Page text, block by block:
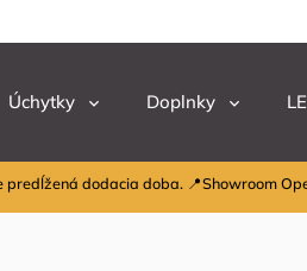
Úchytky Doplnky
dodacia doba. 📍Showroom